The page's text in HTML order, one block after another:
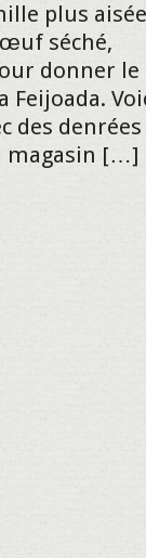
plus
séché,
donner
Feijoada.
des denrées
magasin […]